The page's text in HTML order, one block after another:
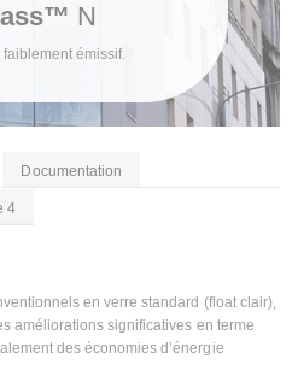
N
émissif.
Documentation
4
en verre standard (float clair),
améliorations significatives en terme
des économies d’énergie